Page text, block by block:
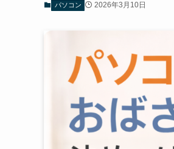
パソコン 2026年3月10日